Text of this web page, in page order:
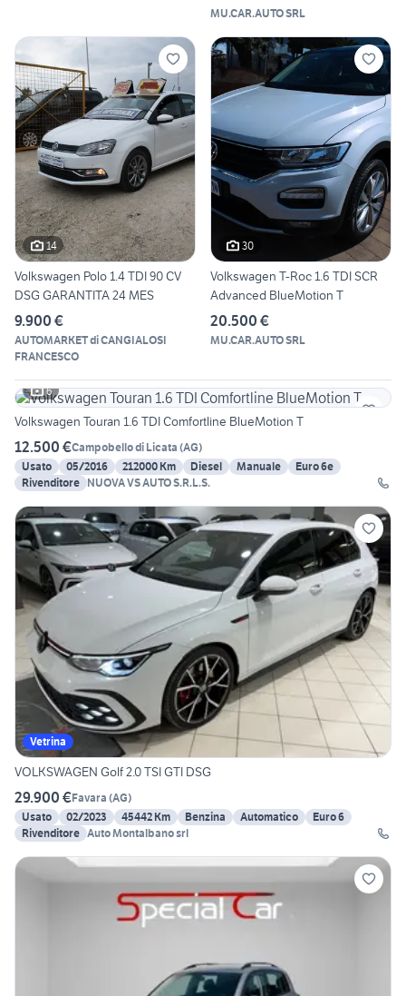
MU.CAR.AUTO SRL
14
Volkswagen Polo 1.4 TDI 90 CV
DSG GARANTITA 24 MES
9.900 €
AUTOMARKET di CANGIALOSI
FRANCESCO
30
Volkswagen T-Roc 1.6 TDI SCR
Advanced BlueMotion T
20.500 €
MU.CAR.AUTO SRL
6
Volkswagen Touran 1.6 TDI Comfortline BlueMotion T
12.500 €Campobello di Licata (AG)
Usato
05/2016 212000 Km Diesel Manuale
Euro 6e
Rivenditore NUOVA VS AUTO S.R.L.S.
Vetrina
VOLKSWAGEN Golf 2.0 TSI GTI DSG
29.900 €Favara (AG)
Usato
02/2023 45442 Km Benzina Automatico
Euro 6
Rivenditore Auto Montalbano srl